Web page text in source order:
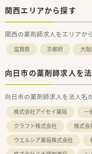
関西エリアから探す
関西の薬剤師求人をエリアか
滋賀県 京都府 大
向日市の薬剤師求人を
向日市の薬剤師求人を法人名
株式会社アイセイ薬局
一
クラフト株式会社
株式会
ウエルシア薬局株式会社